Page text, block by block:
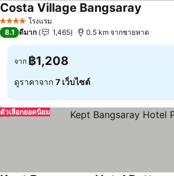
4 ดาว โรงแรม
Costa Village Bangsaray
8.1 ดีมาก 1,465 0.5 km จากชายหาด
จาก ฿1,208
ดูราคาจาก 7 เว็บไซต์
ตัวเลือกยอดนิยม